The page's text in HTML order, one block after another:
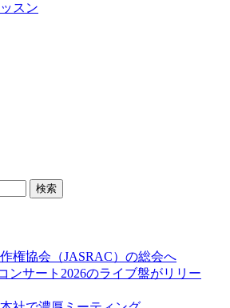
スン
検索
権協会（JASRAC）の総会へ
ンサート2026のライブ盤がリリー